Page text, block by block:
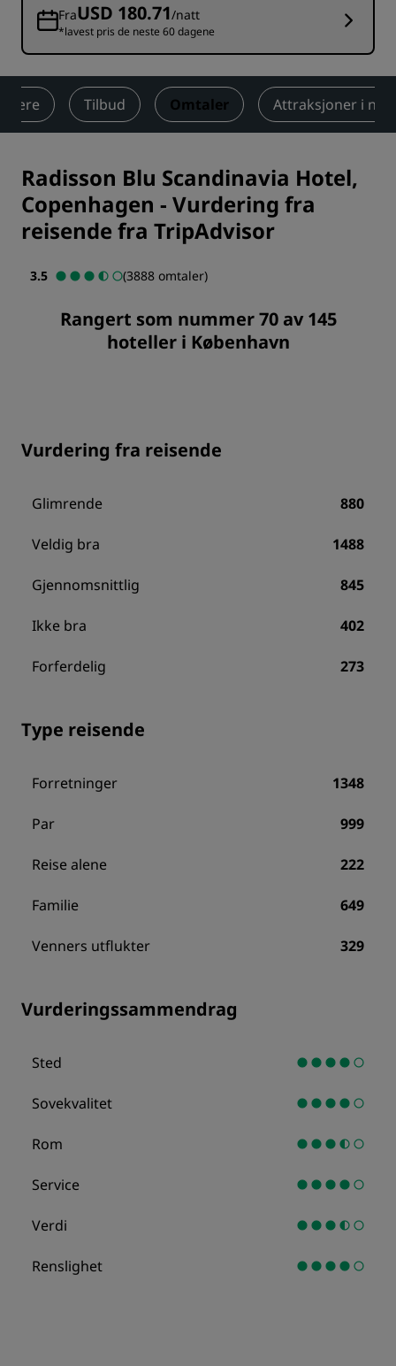
FraUSD 180.71/natt
*lavest pris de neste 60 dagene
Tilbud Omtaler Attraksjoner i
Radisson Blu Scandinavia Hotel,
Copenhagen - Vurdering fra
reisende fra TripAdvisor
3.5 (3888 omtaler)
Rangert som nummer 70 av 145
hoteller i København
Vurdering fra reisende
Glimrende 880
Veldig bra 1488
Gjennomsnittlig 845
Ikke bra 402
Forferdelig 273
Type reisende
Forretninger 1348
Par 999
Reise alene 222
Familie 649
Venners utflukter 329
Vurderingssammendrag
Sted
Sovekvalitet
Rom
Service
Verdi
Renslighet